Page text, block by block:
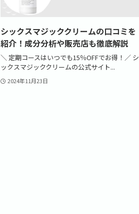
シックスマジッククリームの口コミを
紹介！成分分析や販売店も徹底解説
＼ 定期コースはいつでも15％OFFでお得！／ シ
ックスマジッククリームの公式サイト...
2024年11月23日